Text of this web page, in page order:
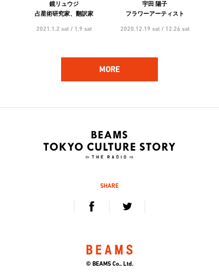
鏡リュウジ
占星術研究家、翻訳家
2021.1.2 sat / 1.9 sat
宇田 陽子
フラワーアーティスト
2020.12.19 sat / 12.26 sat
2020.12.5 sat / 12.12 sat
2020.11.21 sat / 11.28 sat
キーボーディスト、プロデュ
デジタルハリウッド大学 学
MORE
SHARE
© BEAMS Co., Ltd.